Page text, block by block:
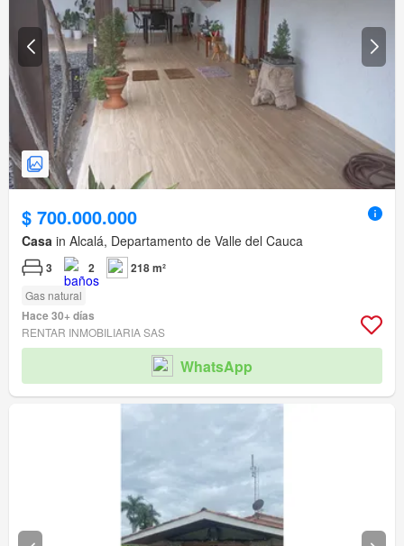
$ 700.000.000
Casa in Alcalá, Departamento de Valle del Cauca
3 2 218 m²
Gas natural
Hace 30+ días
RENTAR INMOBILIARIA SAS
WhatsApp